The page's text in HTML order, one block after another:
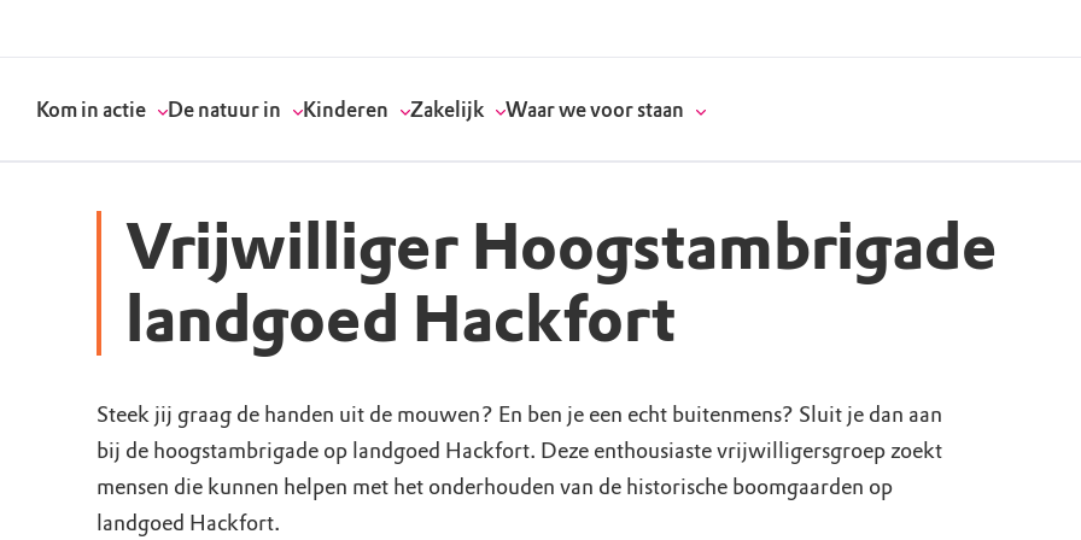
Kom in actie
Doneer
Word vrijwilliger
Werken bij
De natuur in
Routes
Natuurgebieden
Bezoekerscentra
Kinderen
Kinderactiviteiten
Verjaardagsfeestjes
Speeltips
Zakelijk
Geef een bedrijfsdonatie
Vergaderen in de natuur
Onze partners & supporters
Waar we voor staan
Onze visie
Actuele thema's
Wat wij doen
Vrijwilliger Hoogstambrigade
landgoed Hackfort
Steek jij graag de handen uit de mouwen? En ben je een echt buitenmens? Sluit je dan aan
bij de hoogstambrigade op landgoed Hackfort. Deze enthousiaste vrijwilligersgroep zoekt
mensen die kunnen helpen met het onderhouden van de historische boomgaarden op
landgoed Hackfort.